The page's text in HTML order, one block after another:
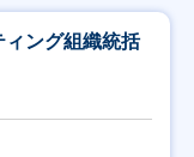
ィング組織統括